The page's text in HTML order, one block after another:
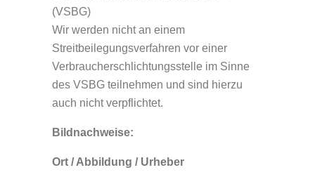
(VSBG)
Wir werden nicht an einem
Streitbeilegungsverfahren vor einer
Verbraucherschlichtungsstelle im Sinne
des VSBG teilnehmen und sind hierzu
auch nicht verpflichtet.
Bildnachweise:
Ort / Abbildung / Urheber